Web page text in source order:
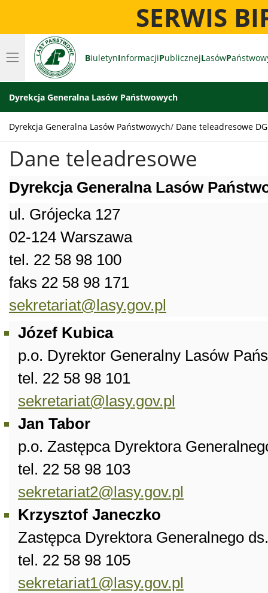
SERWIS
BiuletynInformacjiPublicznejLasówP
Dyrekcja Generalna Lasów Państwowych
Dyrekcja Generalna Lasów Państwowych Dane teleadresowe
Dane teleadresowe
Dyrekcja Generalna Lasów
ul. Grójecka127
02-124 Warszawa
tel. 22 58 98 100
faks 22 58 98 171
sekretariat@lasy.gov.pl
Józef Kubica
p.o. Dyrektor Generalny Lasów
tel. 22 58 98 101
sekretariat@lasy.gov.pl
Jan Tabor
p.o. Zastępca Dyrektora
tel. 22 58 98 103
sekretariat2@lasy.gov.pl
Krzysztof Janeczko
Zastępca Dyrektora Generalnego
tel. 22 58 98 105
sekretariat1@lasy.gov.pl